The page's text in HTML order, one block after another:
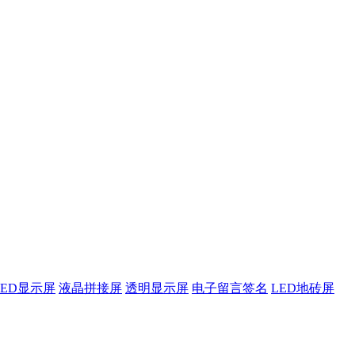
显示屏 液晶拼接屏 透明显示屏 电子留言签名 LED地砖屏